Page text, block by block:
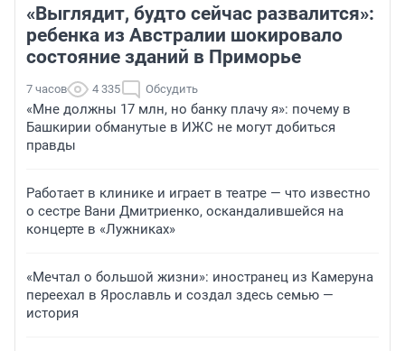
«Выглядит, будто сейчас развалится»:
ребенка из Австралии шокировало
состояние зданий в Приморье
7 часов 4 335 Обсудить
«Мне должны 17 млн, но банку плачу я»: почему в
Башкирии обманутые в ИЖС не могут добиться
правды
Работает в клинике и играет в театре — что известно
о сестре Вани Дмитриенко, оскандалившейся на
концерте в «Лужниках»
«Мечтал о большой жизни»: иностранец из Камеруна
переехал в Ярославль и создал здесь семью —
история